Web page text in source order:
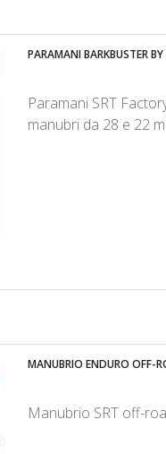
PARAMANI BARKBUSTER
Paramani SRT
manubri da 28 e 22
MANUBRIO ENDURO OFF-
Manubrio SRT off-